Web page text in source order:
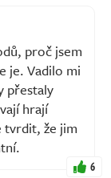
proč jsem
je. Vadilo mi
přestaly
hrají
tvrdit, že jim
6